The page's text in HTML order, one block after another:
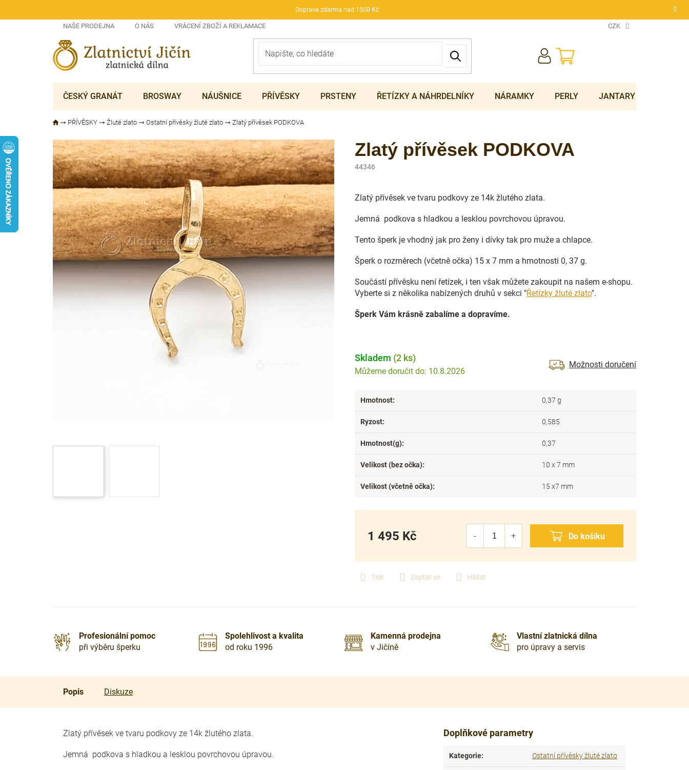
Doprava zdarma nad 1500 Kč
NAŠE PRODEJNA O NÁS VRÁCENÍ ZBOŽÍ A REKLAMACE CZK
NÁKUPNÍ
KOŠÍK
ČESKÝ GRANÁT BROSWAY NÁUŠNICE PŘÍVĚSKY PRSTENY ŘETÍZKY A NÁHRDELNÍKY NÁRAMKY PERLY JANTARY
PŘÍVĚSKY Žluté zlato Ostatní přívěsky žluté zlato Zlatý přívěsek PODKOVA
Zlatý přívěsek ve tvaru podkovy ze 14k žlutého zlata.
Jemná podkova s hladkou a lesklou povrchovou úpravou.
Tento šperk je vhodný jak pro ženy i dívky tak pro muže a chlapce.
Šperk o rozměrech (včetně očka) 15 x 7 mm a hmotnosti 0, 37 g.
Součástí přívěsku není řetízek, i ten však můžete zakoupit na našem e-shopu.
Vyberte si z několika nabízených druhů v sekci "Řetízky žluté zlato".
Šperk Vám krásně zabalíme a dopravíme.
Tisk Zeptat se Hlídat
Zlatý přívěsek PODKOVA
44346
Skladem (2 ks)
10.8.2026
Možnosti doručení
1 495 Kč
Hmotnost: 0,37 g
Ryzost: 0,585
Hmotnost(g): 0,37
Velikost (bez očka): 10 x 7 mm
Velikost (včetně očka): 15 x7 mm
Profesionální pomoc
při výběru šperku
Spolehlivost a kvalita
od roku 1996
Kamenná prodejna
v Jičíně
Vlastní zlatnická dílna
pro úpravy a servis
Popis Diskuze
Zlatý přívěsek ve tvaru podkovy ze 14k žlutého zlata.
Jemná podkova s hladkou a lesklou povrchovou úpravou.
Doplňkové parametry
Kategorie: Ostatní přívěsky žluté zlato